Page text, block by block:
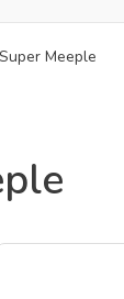
Super Meeple